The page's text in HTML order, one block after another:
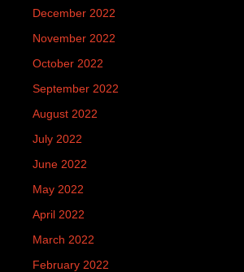
December 2022
November 2022
October 2022
September 2022
August 2022
July 2022
June 2022
May 2022
April 2022
March 2022
February 2022